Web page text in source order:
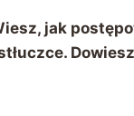
jak